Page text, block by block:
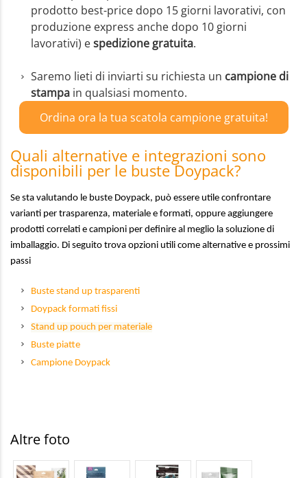
prodotto best-price dopo 15 giorni lavorativi, con
produzione express anche dopo 10 giorni
lavorativi) espedizione gratuita.
Saremo lieti di inviarti su richiesta un campione di
stampa in qualsiasi momento.
Ordina ora la tua scatola campione gratuita!
Quali alternative e integrazioni sono
disponibili per le buste Doypack?
Se sta valutando le buste Doypack, può essere utile confrontare
varianti per trasparenza, materiale e formati, oppure aggiungere
prodotti correlati e campioni per definire al meglio la soluzione di
imballaggio. Di seguito trova opzioni utili come alternative e prossimi
passi
Buste stand up trasparenti
Doypack formati fissi
Stand up pouch per materiale
Buste piatte
Campione Doypack
Altre foto